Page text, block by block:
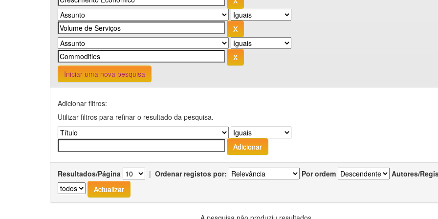
Iniciar uma nova pesquisa
Adicionar filtros:
Utilizar filtros para refinar o resultado da pesquisa.
Resultados/Página | Ordenar registos por: Por ordem Autores/